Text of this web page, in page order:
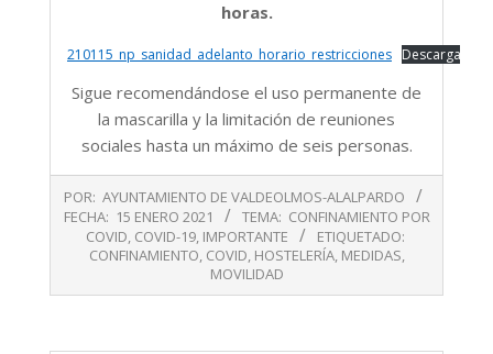
horas.
210115_np_sanidad_adelanto_horario_restricciones Descarga
Sigue recomendándose el uso permanente de
la mascarilla y la limitación de reuniones
sociales hasta un máximo de seis personas.
01-
POR: AYUNTAMIENTO DE VALDEOLMOS-ALALPARDO
FECHA: 15 ENERO 2021 TEMA: CONFINAMIENTO POR
COVID, COVID-19, IMPORTANTE
ETIQUETADO:
CONFINAMIENTO, COVID, HOSTELERÍA, MEDIDAS,
MOVILIDAD